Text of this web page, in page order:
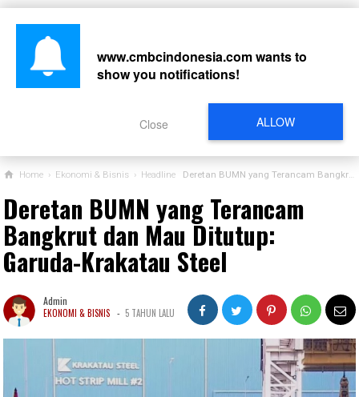
Home › Ekonomi & Bisnis › Headline Deretan BUMN yang Terancam Bangkrut dan Mau Ditutup: Garuda-Krakatau Steel
Deretan BUMN yang Terancam
Bangkrut dan Mau Ditutup:
Garuda-Krakatau Steel
Admin
EKONOMI & BISNIS - 5 TAHUN LALU
www.cmbcindonesia.comwants to
show you notifications!
ALLOW
Close